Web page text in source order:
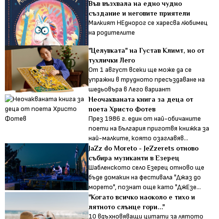
Във възхвала на едно чудно
създание и неговите приятели
Малкият НЕднорог се харесва любимец
на родителите
"Целувката" на Густав Климт, но от
тухлички Лего
От 1 август всеки ще може да се
упражни в трудното пресъздаване на
шедьовъра в Лего вариант
Неочакваната книга за деца от
поета Христо Фотев
През 1986 г. един от най-обичаните
поети на България приготвя книжка за
най-малките, която озаглавяв...
JaZz do Moreto - JeZzerets отново
събира музиканти в Езерец
Шабленското село Езерец отново ще
бъде домакин на фестивала "Джаз до
морето", познат още като "ДжЕзе...
"Когато всичко наоколо е тихо и
лятното слънце гори..."
10 вдъхновяващи цитати за лятото